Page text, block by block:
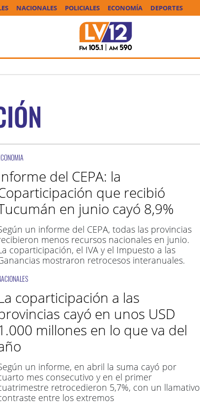
NACIONALES POLICIALES ECONOMÍA DEPORTES
del CEPA: la
que recibió
en junio cayó 8,9%
un informe del CEPA, todas las provincias
menos recursos nacionales en junio.
coparticipación, el IVA y el Impuesto a las
mostraron retrocesos interanuales.
coparticipación a las
cayó en unos USD
millones en lo que va del
un informe, en abril la suma cayó por
mes consecutivo y en el primer
retrocedieron 5,7%, con un llamativo
entre los extremos